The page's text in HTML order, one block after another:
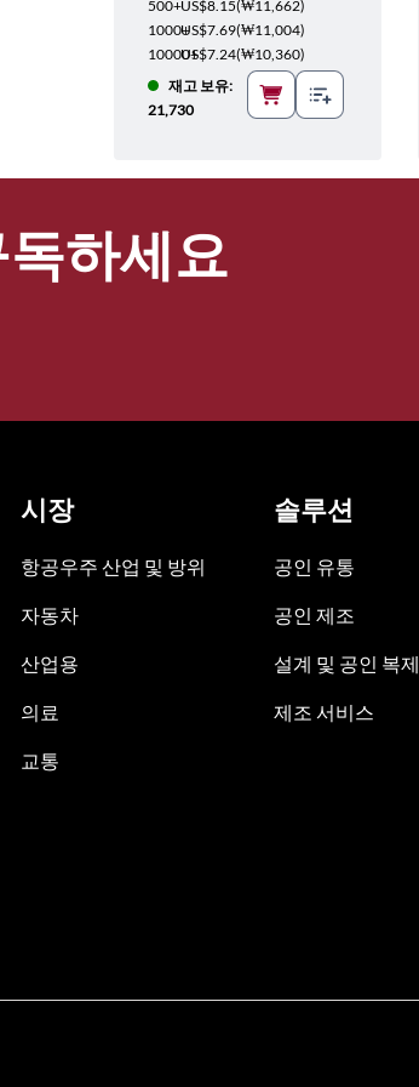
500+US$8.15(₩11,662)
1000+US$7.69(₩11,004)
10000+US$7.24(₩10,360)
재고 보유:
21,730
하세요
시장
항공우주 산업 및 방위
자동차
산업용
의료
교통
솔루션
공인 유통
공인 제조
설계 및 공인 복제
제조 서비스